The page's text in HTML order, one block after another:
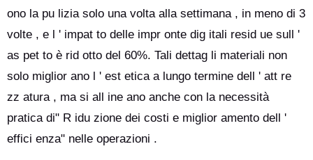
ono la pu lizia solo una volta alla settimana , in meno di 3
volte , e l ' impat to delle impr onte dig itali resid ue sull '
as pet to è rid otto del 60%. Tali dettag li materiali non
solo miglior ano l ' est etica a lungo termine dell ' att re
zz atura , ma si all ine ano anche con la necessità
pratica di" R idu zione dei costi e miglior amento dell '
effici enza" nelle operazioni .